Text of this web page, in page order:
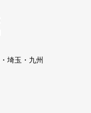
埼玉・九州